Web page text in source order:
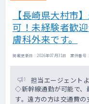
【長崎県大村市
可！未経験者歓
膚科外来です。
掲載更新日 : 2026年07月31日 案件番号
担当エージェント
◇新幹線通勤が可能で、
す。遠方の方は交通費の